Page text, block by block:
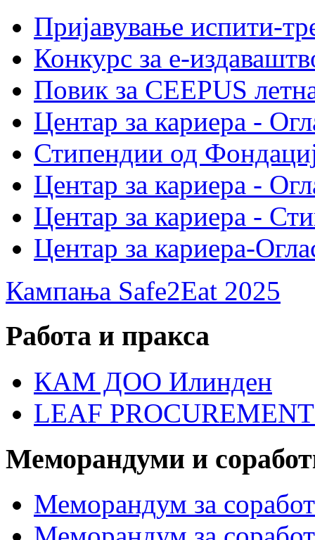
Пријавување испити-
Конкурс за е-
Повик за CEEPUS
Центар за кариера -
Стипендии од
Центар за кариера -
Центар за кариера -
Центар за кариера-
Кампања Safe2Eat 2025
Работа и пракса
КАМ ДОО Илинден
LEAF
Меморандуми и
Меморандум за